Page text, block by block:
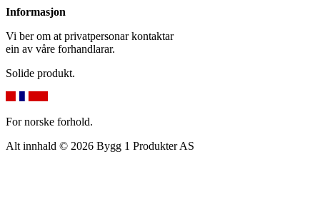
Informasjon
Vi ber om at privatpersonar kontaktar
ein av våre forhandlarar.
Solide produkt.
For norske forhold.
Alt innhald © 2026 Bygg 1 Produkter AS